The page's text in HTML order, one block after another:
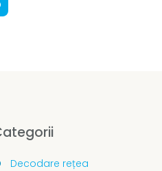
Decodare rețea